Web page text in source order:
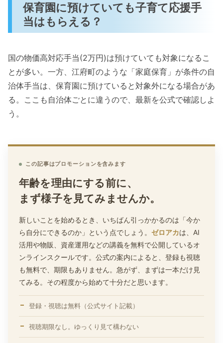
保育園に預けていても子育て応援手
当はもらえる？
国の物価高対応手当(2万円)は預けていても対象になるこ
とが多い。一方、江府町のような「家庭保育」が条件の自
治体手当は、保育園に預けていると対象外になる場合があ
る。ここも自治体ごとに違うので、最新を公式で確認しよ
う。
この記事はプロモーションを含みます
年齢を理由にする前に、
まず様子を見てみませんか。
新しいことを始めるとき、いちばん引っかかるのは「今か
ら自分にできるのか」という点でしょう。 ゼロアカは、AI
活用や物販、資産運用などの講義を無料で公開しているオ
ンラインスクールです。公式の案内によると、登録も視聴
も無料で、期限もありません。急がず、まずは一本だけ見
てみる。その程度から始めて十分だと思います。
登録・視聴は無料（公式サイト記載）
視聴期限なし。ゆっくり見て構わない